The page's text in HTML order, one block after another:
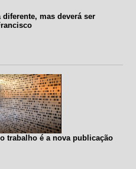
mas deverá ser
trabalho é a nova publicação